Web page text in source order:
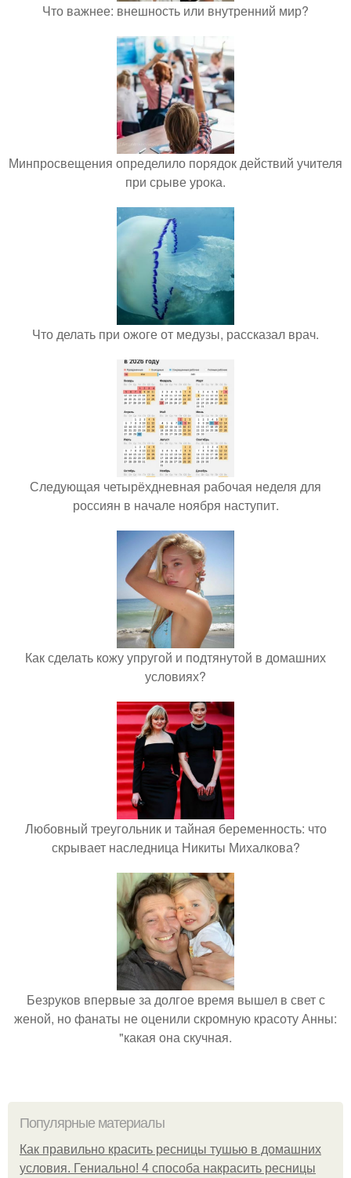
Что важнее: внешность или внутренний мир?
Минпросвещения определило порядок действий учителя
при срыве урока.
Что делать при ожоге от медузы, рассказал врач.
Следующая четырёхдневная рабочая неделя для
россиян в начале ноября наступит.
Как сделать кожу упругой и подтянутой в домашних
условиях?
Любовный треугольник и тайная беременность: что
скрывает наследница Никиты Михалкова?
Безруков впервые за долгое время вышел в свет с
женой, но фанаты не оценили скромную красоту Анны:
"какая она скучная.
Популярные материалы
Как правильно красить ресницы тушью в домашних
условия. Гениально! 4 способа накрасить ресницы